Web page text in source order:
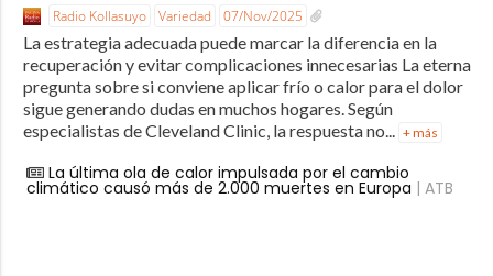
Radio Kollasuyo Variedad 07/Nov/2025
La estrategia adecuada puede marcar la diferencia en la
recuperación y evitar complicaciones innecesarias La eterna
pregunta sobre si conviene aplicar frío o calor para el dolor
sigue generando dudas en muchos hogares. Según
especialistas de Cleveland Clinic, la respuesta no... + más
La última ola de calor impulsada por el cambio
climático causó más de 2.000 muertes en Europa | ATB